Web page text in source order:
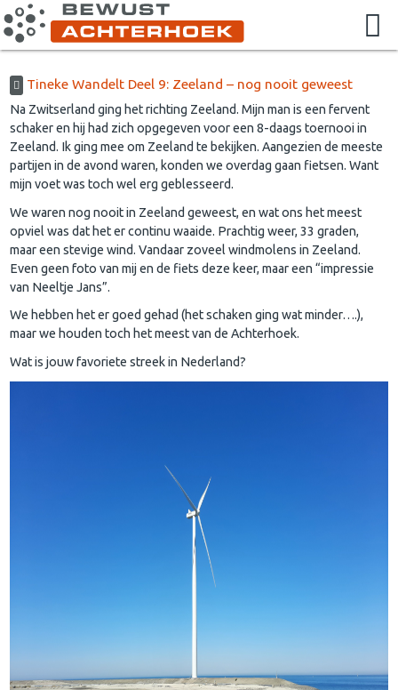
Tineke Wandelt Deel 9: Zeeland – nog nooit geweest
Na Zwitserland ging het richting Zeeland. Mijn man is een fervent
schaker en hij had zich opgegeven voor een 8-daags toernooi in
Zeeland. Ik ging mee om Zeeland te bekijken. Aangezien de meeste
partijen in de avond waren, konden we overdag gaan fietsen. Want
mijn voet was toch wel erg geblesseerd.
We waren nog nooit in Zeeland geweest, en wat ons het meest
opviel was dat het er continu waaide. Prachtig weer, 33 graden,
maar een stevige wind. Vandaar zoveel windmolens in Zeeland.
Even geen foto van mij en de fiets deze keer, maar een “impressie
van Neeltje Jans”.
We hebben het er goed gehad (het schaken ging wat minder….),
maar we houden toch het meest van de Achterhoek.
Wat is jouw favoriete streek in Nederland?